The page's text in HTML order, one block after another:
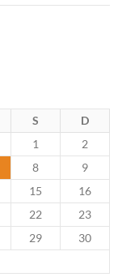
S
D
1
2
8
9
15
16
22
23
29
30